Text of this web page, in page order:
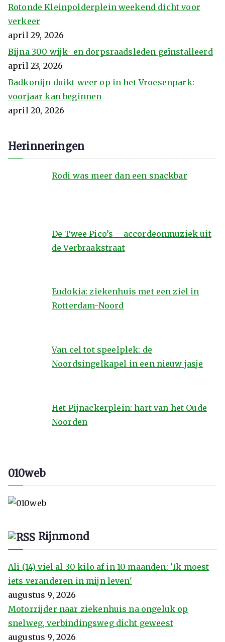
Rotonde Kleinpolderplein weekend dicht voor
verkeer
april 29, 2026
Bijna 300 wijk- en dorpsraadsleden geïnstalleerd
april 23, 2026
Badkonijn duikt weer op in het Vroesenpark:
voorjaar kan beginnen
april 20, 2026
Herinneringen
Rodi was meer dan een snackbar
De Twee Pico’s – accordeonmuziek uit
de Verbraakstraat
Eudokia: ziekenhuis met een ziel in
Rotterdam-Noord
Van cel tot speelplek: de
Noordsingelkapel in een nieuw jasje
Het Pijnackerplein: hart van het Oude
Noorden
010web
Rijnmond
Ali (14) viel al 30 kilo af in 10 maanden: 'Ik moest
iets veranderen in mijn leven'
augustus 9, 2026
Motorrijder naar ziekenhuis na ongeluk op
snelweg, verbindingsweg dicht geweest
augustus 9, 2026